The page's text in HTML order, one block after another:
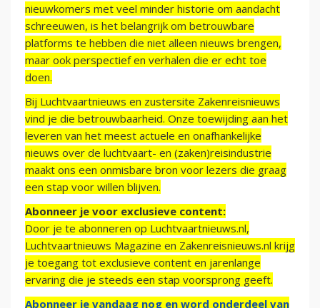
nieuwkomers met veel minder historie om aandacht
schreeuwen, is het belangrijk om betrouwbare
platforms te hebben die niet alleen nieuws brengen,
maar ook perspectief en verhalen die er echt toe
doen.
Bij Luchtvaartnieuws en zustersite Zakenreisnieuws
vind je die betrouwbaarheid. Onze toewijding aan het
leveren van het meest actuele en onafhankelijke
nieuws over de luchtvaart- en (zaken)reisindustrie
maakt ons een onmisbare bron voor lezers die graag
een stap voor willen blijven.
Abonneer je voor exclusieve content:
Door je te abonneren op Luchtvaartnieuws.nl,
Luchtvaartnieuws Magazine en Zakenreisnieuws.nl krijg
je toegang tot exclusieve content en jarenlange
ervaring die je steeds een stap voorsprong geeft.
Abonneer je vandaag nog en word onderdeel van